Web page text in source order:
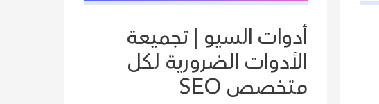
أدوات السيو | تجميعة
الأدوات الضرورية لكل
متخصص SEO